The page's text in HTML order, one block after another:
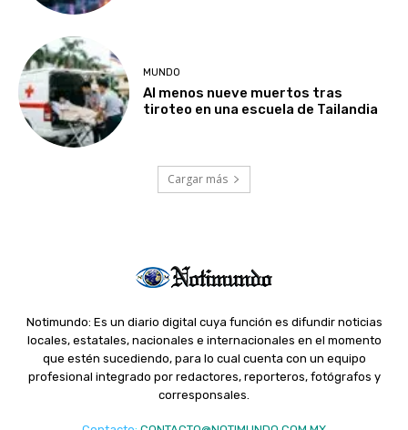
MUNDO
Al menos nueve muertos tras
tiroteo en una escuela de Tailandia
Cargar más
Notimundo: Es un diario digital cuya función es difundir noticias
locales, estatales, nacionales e internacionales en el momento
que estén sucediendo, para lo cual cuenta con un equipo
profesional integrado por redactores, reporteros, fotógrafos y
corresponsales.